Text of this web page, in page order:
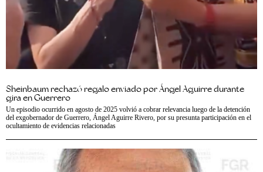
Sheinbaum rechazó regalo enviado por Ángel Aguirre durante
gira en Guerrero
Un episodio ocurrido en agosto de 2025 volvió a cobrar relevancia luego de la detención
del exgobernador de Guerrero, Ángel Aguirre Rivero, por su presunta participación en el
ocultamiento de evidencias relacionadas